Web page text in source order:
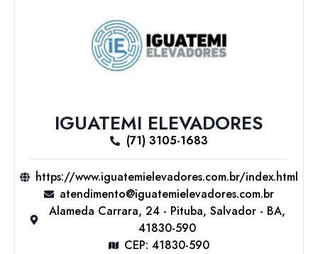
IGUATEMI ELEVADORES
(71) 3105-1683
https://www.iguatemielevadores.com.br/index.html
atendimento@iguatemielevadores.com.br
Alameda Carrara, 24 - Pituba, Salvador - BA,
41830-590
CEP: 41830-590